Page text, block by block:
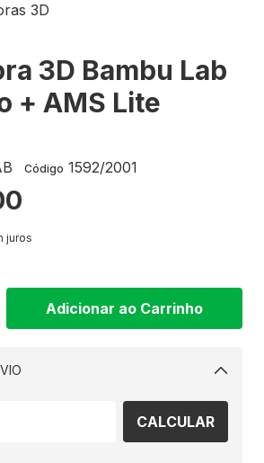
3D
3D Bambu Lab
+ AMS Lite
Código 1592/2001
juros
Alterar
CEP
CALCULAR